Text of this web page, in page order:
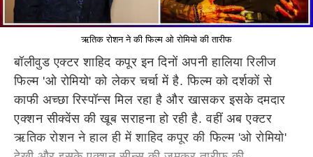
ऋतिक रोशन ने की फिल्म ओ रोमियो की तारीफ
बॉलीवुड एक्टर शाहिद कपूर इन दिनों अपनी हालिया रिलीज
फिल्म 'ओ रोमियो' को लेकर चर्चा में है. फिल्म को दर्शकों से
काफी अच्छा रिस्पॉन्स मिल रहा है और खासकर इसके दमदार
एक्शन सीक्वेंस की खूब सराहना हो रही है. वहीं अब एक्टर
ऋतिक रोशन ने हाल ही में शाहिद कपूर की फिल्म 'ओ रोमियो'